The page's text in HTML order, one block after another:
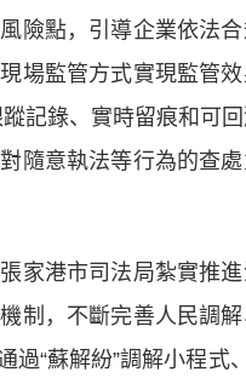
險點，引導企業依法
場監管方式實現監管
記錄、實時留痕和可
隨意執法等行為的查
港市司法局紮實推進
制，不斷完善人民調
“蘇解紛”調解小程式、